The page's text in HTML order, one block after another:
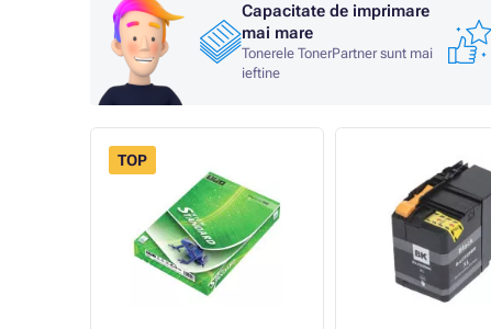
Capacitate de imprimare
mai mare
Tonerele TonerPartner sunt mai
ieftine
TOP